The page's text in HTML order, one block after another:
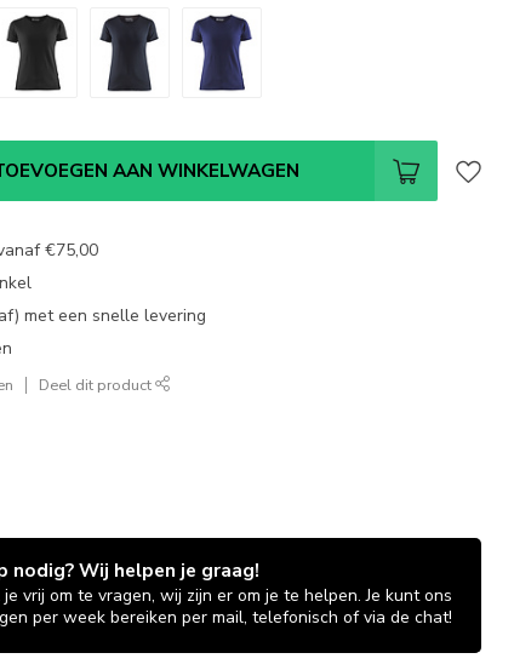
AAN WINKELWAGEN
€75,00
met een snelle levering
Deel dit product
nodig? Wij helpen je graag!
vrij om te vragen, wij zijn er om je te helpen. Je kunt ons
per week bereiken per mail, telefonisch of via de chat!